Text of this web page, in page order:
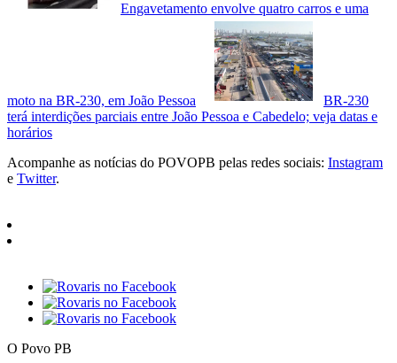
Engavetamento envolve quatro carros e uma
moto na BR-230, em João Pessoa
BR-230
terá interdições parciais entre João Pessoa e Cabedelo; veja datas e
horários
Acompanhe as notícias do POVOPB pelas redes sociais: Instagram
e Twitter.
O Povo PB